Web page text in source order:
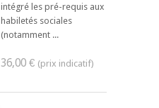
intégré les pré-requis aux
habiletés sociales
(notamment ...
36,00 €